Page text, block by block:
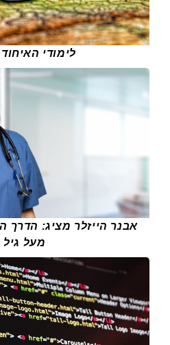
לימודי
אבנר הייזלר מציג: הדרך
מעל גיל 40